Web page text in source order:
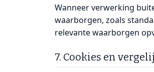
Wanneer verwerking
waarborgen, zoals
relevante waarborgen
7. Cookies en